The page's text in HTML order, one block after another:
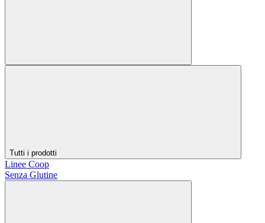
Tutti i prodotti
Linee Coop
Senza Glutine